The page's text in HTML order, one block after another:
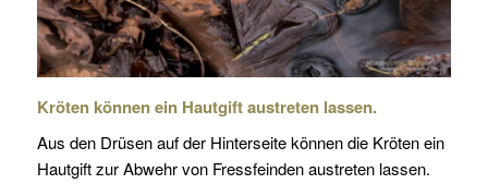
Kröten können ein Hautgift austreten lassen.
Aus den Drüsen auf der Hinterseite können die Kröten ein
Hautgift zur Abwehr von Fressfeinden austreten lassen.